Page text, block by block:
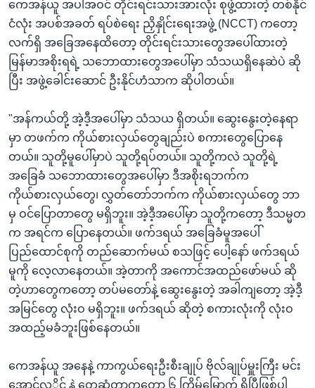
ကေအန်ယူ အပါအဝင် တိုင်းရင်းသားအားလုံး စုဖွဲ့ထားတဲ့ တစ်နိုင်
ငံလုံး အပစ်အခတ် ရပ်စဲရေး ညှိနှိုင်းရေးအဖွဲ့ (NCCT) ကတော့
လက်ရှိ အခြေအနေထိတော့ တိုင်းရင်းသားတွေအပေါ်ထားတဲ့
မြန်မာအစိုးရရဲ့ သဘောထားတွေအပေါ်မှာ သံသယရှိနေဆဲပဲ ဆို
ပြီး အဖွဲ့ခေါင်းဆောင် ဦးနိုင်ဟံသာက ဆိုပါတယ်။
"အန်ကယ်တို့ အဲ့ဒီ့အပေါ်မှာ သံသယ ရှိတယ်။ ဆွေးနွေးတဲ့နေရာ
မှာ တဖက်က ကိုယ်စားလှယ်တွေချည်းပဲ စကားတွေပြောနေ
တယ်။ သူတို့မူပေါ်မှာပဲ သူတို့ရပ်တယ်။ သူတို့ကလဲ သူတို့ရဲ့
အခြေခံ သဘောထားတွေအပေါ်မှာ ဒီအစိုးရဘက်က
ကိုယ်စားလှယ်တွေ၊ လွှတ်တော်ဘက်က ကိုယ်စားလှယ်တွေ ဘာ
မှ ဝင်ပြောတာတွေ မရှိဘူး။ အဲ့ဒီ့အပေါ်မှာ သူတို့ကတော့ ဒီသမ္မတ
က အရင်က ပြောနေတယ်။ ဖက်ဒရယ် အခြေခံမူအပေါ်
ပြည်ထောင်စုကို တည်ဆောက်မယ် စသဖြင့် ပေါ့နော် ဖက်ဒရယ်
မူကို လေ့လာနေတယ်။ အဲ့တာကို အကောင်အထည်ဖော်မယ် ဆို
တဲ့ဟာတွေကတော့ တပ်မတော်နဲ့ ဆွေးနွေးတဲ့ အခါကျတော့ အဲ့ဒီ့
အမြင်တွေ လုံးဝ မရှိဘူး။ ဖက်ဒရယ် ဆိုတဲ့ စကားလုံးကို လုံးဝ
အထည့်မခံဘူးဖြစ်နေတယ်။
ကေအန်ယူ အနေနဲ့ ကာကွယ်ရေးဦးစီးချုပ် ဗိုလ်ချုပ်မှူးကြီး မင်း
အောင်လှှိုင် နဲ့ တွေ့ဆုံတာကတော့ ၆ ကြိမ်မြောက် ရှိပြီဖြစ်ပါ